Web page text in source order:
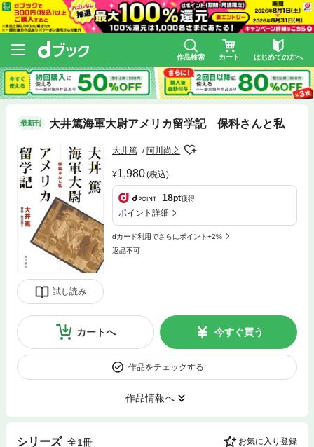
作品検索 カート はじめての方へ
最新刊 大井篤海軍大尉アメリカ留学記 保科さんと私
試し読み
大井篤 阿川尚之
1,980(税込)
18pt獲得
ポイント詳細
dカード利用でさらにポイント+2%
返品不可
カートへ 今すぐ買う
作品をチェックする
作品情報へ
シリーズ 全1冊 お気に入り登録